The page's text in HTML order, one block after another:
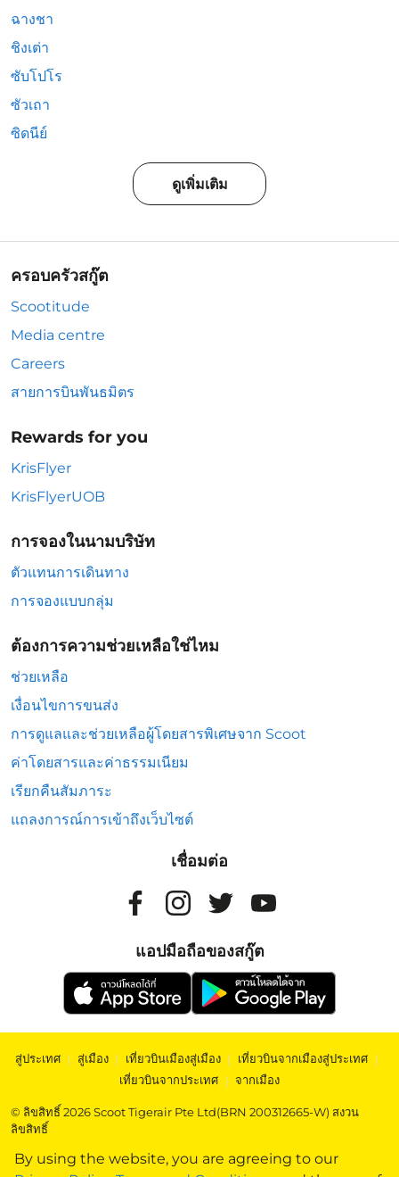
By using the website, you are agreeing to our
ฉางชา
ชิงเต่า
ซับโปโร
ซัวเถา
ซิดนีย์
ดูเพิ่มเติม
ครอบครัวสกู๊ต
Scootitude
Media centre
Careers
สายการบินพันธมิตร
Rewards for you
KrisFlyer
KrisFlyerUOB
การจองในนามบริษัท
ตัวแทนการเดินทาง
การจองแบบกลุ่ม
ต้องการความช่วยเหลือใช่ไหม
ช่วยเหลือ
เงื่อนไขการขนส่ง
การดูแลและช่วยเหลือผู้โดยสารพิเศษจาก Scoot
ค่าโดยสารและค่าธรรมเนียม
เรียกคืนสัมภาระ
แถลงการณ์การเข้าถึงเว็บไซต์
เชื่อมต่อ
แอปมือถือของสกู๊ต
สู่ประเทศ | สู่เมือง | เที่ยวบินเมืองสู่เมือง | เที่ยวบินจากเมืองสู่ประเทศ |
เที่ยวบินจากประเทศ | จากเมือง
© ลิขสิทธิ์ 2026 Scoot Tigerair Pte Ltd(BRN 200312665-W) สงวน
ลิขสิทธิ์